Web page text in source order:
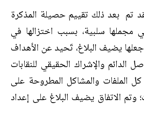
تم بعد ذلك تقييم حصيلة المذكرة
في مجملها سلبية، بسبب اختزالها في
يضيف البلاغ، تَحيد عن الأهداف
الدائم والإشراك الحقيقي للنقابات
الملفات والمشاكل المطروحة على
وتم الاتفاق يضيف البلاغ على إعداد